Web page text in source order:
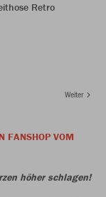
Retro
Weiter
FANSHOP VOM
höher schlagen!